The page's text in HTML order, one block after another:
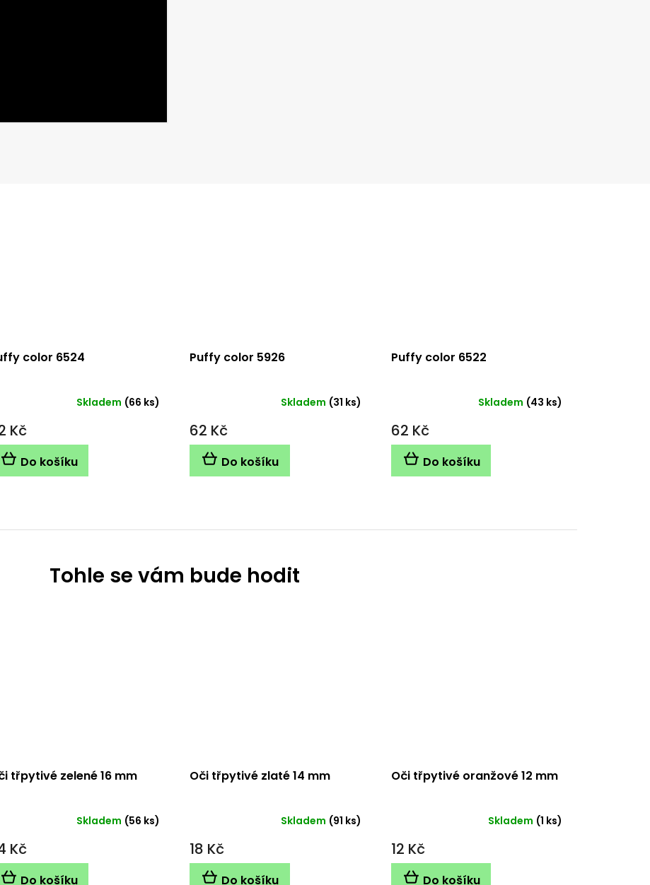
třpytivé zelené 16 mm
Skladem (56 ks)
Kč
Do košíku
Oči třpytivé zlaté 14 mm
Skladem (91 ks)
18 Kč
Do košíku
Oči třpytivé oranžové 12 mm
Skladem (1 ks)
12 Kč
Do košíku
color 6524
Skladem (66 ks)
Kč
Do košíku
Puffy color 5926
Skladem (31 ks)
62 Kč
Do košíku
Puffy color 6522
Skladem (43 ks)
62 Kč
Do košíku